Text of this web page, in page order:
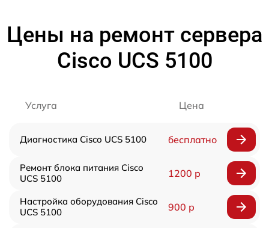
Цены на ремонт сервера
Cisco UCS 5100
Услуга Цена
Диагностика Cisco UCS 5100 бесплатно
Ремонт блока питания Cisco
UCS 5100
1200 р
Настройка оборудования Cisco
UCS 5100
900 р